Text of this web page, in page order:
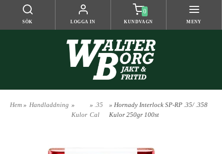
SÖK LOGGA IN
0
KUNDVAGN MENY
Hem » Handladdning »
Kulor
» .35
Cal
» Hornady Interlock SP-RP .35/ .358
Kulor 250gr 100st